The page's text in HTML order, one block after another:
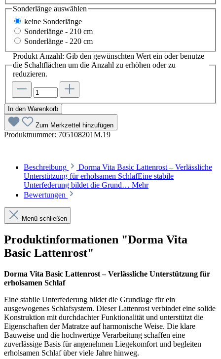
Sonderlänge auswählen
keine Sonderlänge
Sonderlänge - 210 cm
Sonderlänge - 220 cm
Produkt Anzahl: Gib den gewünschten Wert ein oder benutze
die Schaltflächen um die Anzahl zu erhöhen oder zu
reduzieren.
In den Warenkorb
Zum Merkzettel hinzufügen
Produktnummer: 705108201M.19
Beschreibung
Dorma Vita Basic Lattenrost – Verlässliche
Unterstützung für erholsamen SchlafEine stabile
Unterfederung bildet die Grund… Mehr
Bewertungen
Menü schließen
Produktinformationen "Dorma Vita
Basic Lattenrost"
Dorma Vita Basic Lattenrost – Verlässliche Unterstützung für
erholsamen Schlaf
Eine stabile Unterfederung bildet die Grundlage für ein
ausgewogenes Schlafsystem. Dieser Lattenrost verbindet eine solide
Konstruktion mit durchdachter Funktionalität und unterstützt die
Eigenschaften der Matratze auf harmonische Weise. Die klare
Bauweise und die hochwertige Verarbeitung schaffen eine
zuverlässige Basis für angenehmen Liegekomfort und begleiten
erholsamen Schlaf über viele Jahre hinweg.